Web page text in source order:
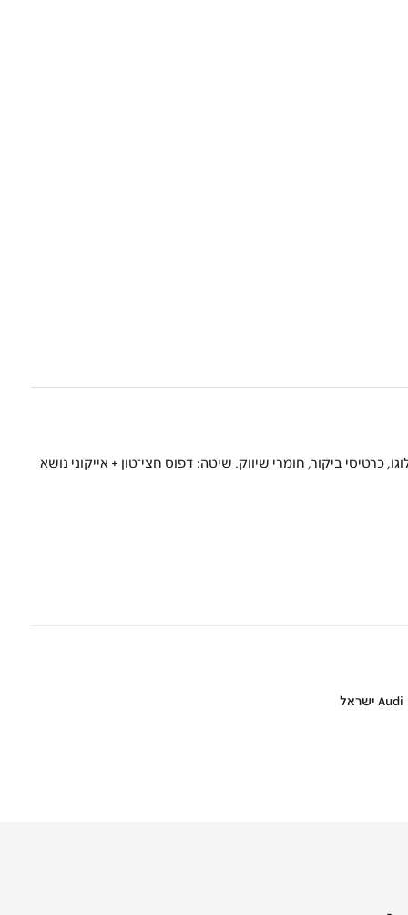
כרטיסי ביקור, חומרי שיווק. שיטה: דפוס חצי־טון + אייקוני נושא
Audi ישראל